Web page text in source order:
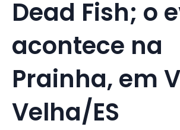
Dead Fish; o
acontece na
Prainha, em
Velha/ES